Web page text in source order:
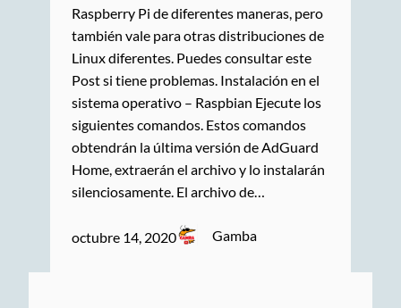
Raspberry Pi de diferentes maneras, pero
también vale para otras distribuciones de
Linux diferentes. Puedes consultar este
Post si tiene problemas. Instalación en el
sistema operativo – Raspbian Ejecute los
siguientes comandos. Estos comandos
obtendrán la última versión de AdGuard
Home, extraerán el archivo y lo instalarán
silenciosamente. El archivo de…
octubre 14, 2020 Gamba